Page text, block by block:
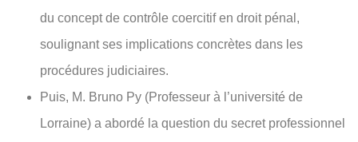
du concept de contrôle coercitif en droit pénal,
soulignant ses implications concrètes dans les
procédures judiciaires.
Puis, M. Bruno Py (Professeur à l’université de
Lorraine) a abordé la question du secret professionnel